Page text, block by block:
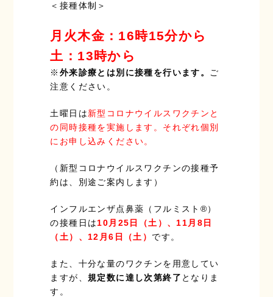
＜接種体制＞
月火木金：16時15分から
土：13時から
※ 外来診療とは別に接種を行います。
ご
注意ください。
土曜日は新型コロナウイルスワクチンと
の同時接種を実施します。それぞれ個別
にお申し込みください。
（新型コロナウイルスワクチンの接種予
約は、別途ご案内します）
インフルエンザ点鼻薬（フルミスト®）
の接種日は10月25日（土）、11月8日
（土）、12月6日（土） です。
また、十分な量のワクチンを用意してい
ますが、 規定数に達し次第終了 となりま
す。